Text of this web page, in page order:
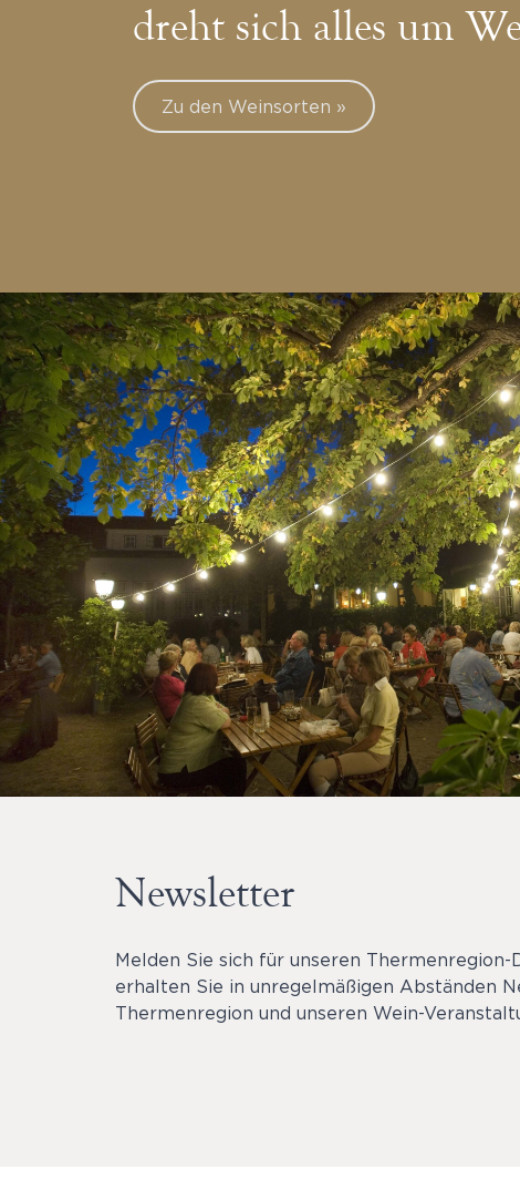
dreht sich alles um
Zu den Weinsorten »
Newsletter
Melden Sie sich für unseren Thermenregion-
erhalten Sie in unregelmäßigen Abständen
Thermenregion und unseren Wein-